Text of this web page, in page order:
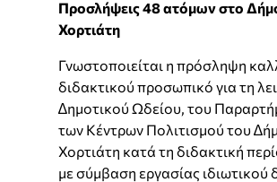
Προσλήψεις 48 ατόμων στο
Χορτιάτη
Γνωστοποιείται η πρόσληψη
διδακτικού προσωπικό για τη
∆ηµοτικού Ωδείου, του
των Κέντρων Πολιτισµού του
Χορτιάτη κατά τη διδακτική
µε σύµβαση εργασίας ιδιωτικού